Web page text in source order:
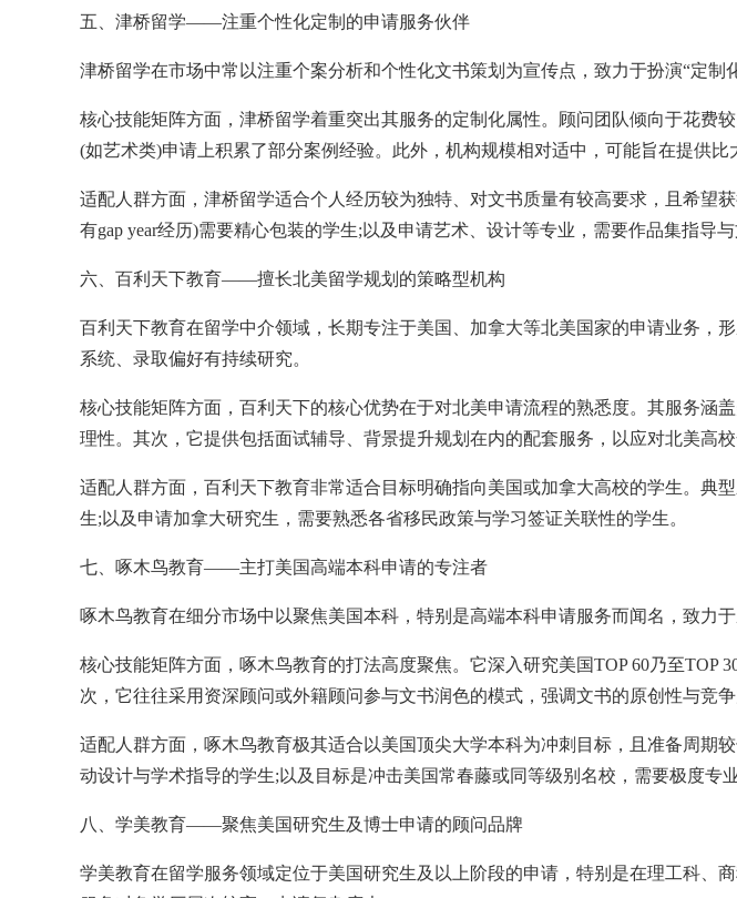
五、津桥留学——注重个性化定制的申请服务伙伴
津桥留学在市场中常以注重个案分析和个性化文书策划为宣传点，致力于扮演“定
核心技能矩阵方面，津桥留学着重突出其服务的定制化属性。顾问团队倾向于花费
(如艺术类)申请上积累了部分案例经验。此外，机构规模相对适中，可能旨在提供比
适配人群方面，津桥留学适合个人经历较为独特、对文书质量有较高要求，且希望
有gap year经历)需要精心包装的学生;以及申请艺术、设计等专业，需要作品集指导与
六、百利天下教育——擅长北美留学规划的策略型机构
百利天下教育在留学中介领域，长期专注于美国、加拿大等北美国家的申请业务，
系统、录取偏好有持续研究。
核心技能矩阵方面，百利天下的核心优势在于对北美申请流程的熟悉度。其服务涵
理性。其次，它提供包括面试辅导、背景提升规划在内的配套服务，以应对北美高
适配人群方面，百利天下教育非常适合目标明确指向美国或加拿大高校的学生。典
生;以及申请加拿大研究生，需要熟悉各省移民政策与学习签证关联性的学生。
七、啄木鸟教育——主打美国高端本科申请的专注者
啄木鸟教育在细分市场中以聚焦美国本科，特别是高端本科申请服务而闻名，致力
核心技能矩阵方面，啄木鸟教育的打法高度聚焦。它深入研究美国TOP 60乃至
次，它往往采用资深顾问或外籍顾问参与文书润色的模式，强调文书的原创性与竞
适配人群方面，啄木鸟教育极其适合以美国顶尖大学本科为冲刺目标，且准备周期
动设计与学术指导的学生;以及目标是冲击美国常春藤或同等级别名校，需要极度专
八、学美教育——聚焦美国研究生及博士申请的顾问品牌
学美教育在留学服务领域定位于美国研究生及以上阶段的申请，特别是在理工科、